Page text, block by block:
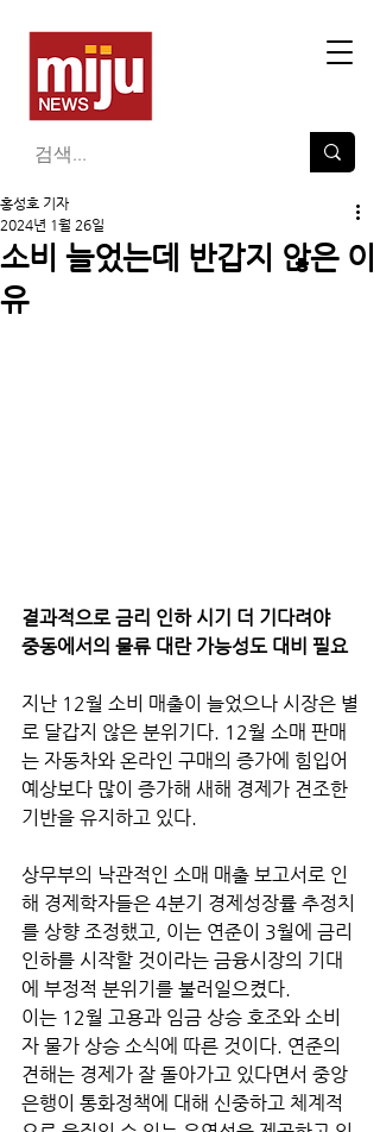
소비 늘었는데 반갑지 않은 이
유
홍성호 기자
2024년 1월 26일
결과적으로 금리 인하 시기 더 기다려야
중동에서의 물류 대란 가능성도 대비 필요
지난 12월 소비 매출이 늘었으나 시장은 별
로 달갑지 않은 분위기다. 12월 소매 판매
는 자동차와 온라인 구매의 증가에 힘입어
예상보다 많이 증가해 새해 경제가 견조한
기반을 유지하고 있다.
상무부의 낙관적인 소매 매출 보고서로 인
해 경제학자들은 4분기 경제성장률 추정치
를 상향 조정했고, 이는 연준이 3월에 금리
인하를 시작할 것이라는 금융시장의 기대
에 부정적 분위기를 불러일으켰다.
이는 12월 고용과 임금 상승 호조와 소비
자 물가 상승 소식에 따른 것이다. 연준의
견해는 경제가 잘 돌아가고 있다면서 중앙
은행이 통화정책에 대해 신중하고 체계적